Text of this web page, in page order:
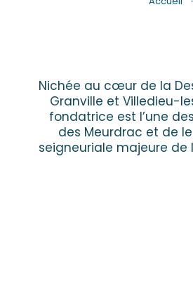
Nichée au cœur de la
Granville et Villedieu-
fondatrice est l’une
des Meurdrac et de
seigneuriale majeure de